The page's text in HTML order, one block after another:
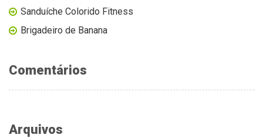
Sanduíche Colorido Fitness
Brigadeiro de Banana
Comentários
Arquivos